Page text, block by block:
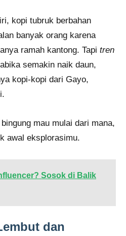
kopi tubruk berbahan
banyak orang karena
ramah kantong. Tapi tren
semakin naik daun,
kopi-kopi dari Gayo,
mau mulai dari mana,
awal eksplorasimu.
Sosok di Balik
dan